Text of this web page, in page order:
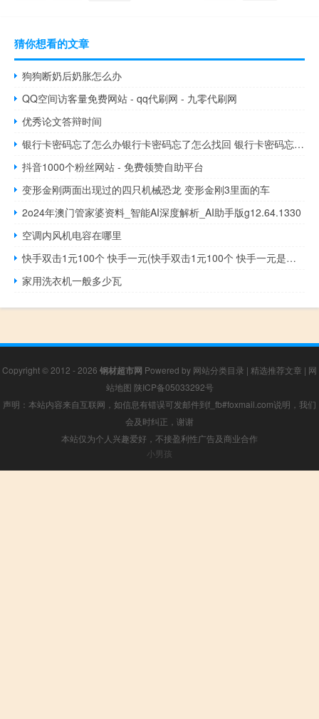
猜你想看的文章
狗狗断奶后奶胀怎么办
QQ空间访客量免费网站 - qq代刷网 - 九零代刷网
优秀论文答辩时间
银行卡密码忘了怎么办银行卡密码忘了怎么找回 银行卡密码忘记了怎么办
抖音1000个粉丝网站 - 免费领赞自助平台
变形金刚两面出现过的四只机械恐龙 变形金刚3里面的车
2o24年澳门管家婆资料_智能AI深度解析_AI助手版g12.64.1330
空调内风机电容在哪里
快手双击1元100个 快手一元(快手双击1元100个 快手一元是多少钱)
家用洗衣机一般多少瓦
Copyright © 2012 - 2026 钢材超市网 Powered by 网站分类目录 | 精选推荐文章 | 网
站地图 陕ICP备05033292号
声明：本站内容来自互联网，如信息有错误可发邮件到f_fb#foxmail.com说明，我们
会及时纠正，谢谢
本站仅为个人兴趣爱好，不接盈利性广告及商业合作
小男孩